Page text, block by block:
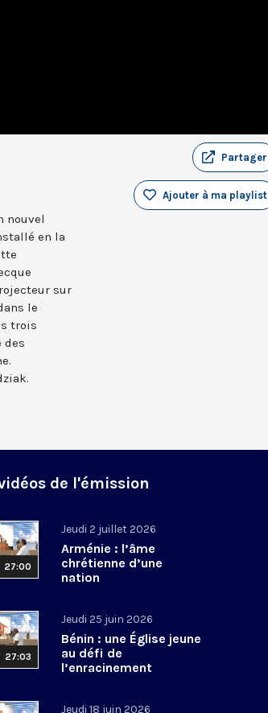
Partager
Ajouter à ma playlist
nouvel
en la
sur
le
trois
des
de l'émission
27:00
Jeudi 2 juillet 2026
Arménie : l’âme
chrétienne d’une
nation
27:03
Jeudi 25 juin 2026
Bénin : une Église jeune
au défi de
l’enracinement
Jeudi 18 juin 2026